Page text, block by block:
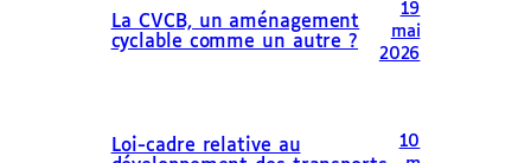
La CVCB, un aménagement
cyclable comme un autre ?
19
mai
2026
Loi-cadre relative au
10